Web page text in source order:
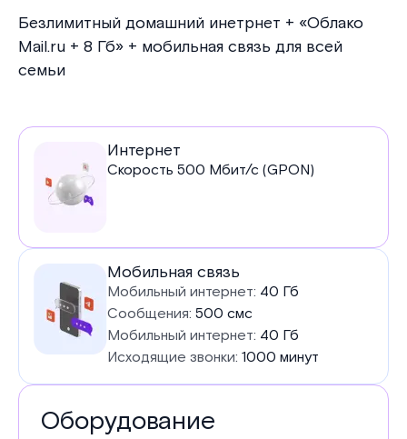
Безлимитный домашний инетрнет + «Облако
Mail.ru + 8 Гб» + мобильная связь для всей
семьи
Услуги
тарифе
Интернет
Скорость 500 Мбит/с (GPON)
Мобильная связь
Мобильный интернет: 40 Гб
Сообщения: 500 смс
Мобильный интернет: 40 Гб
Исходящие звонки: 1000 минут
Оборудование